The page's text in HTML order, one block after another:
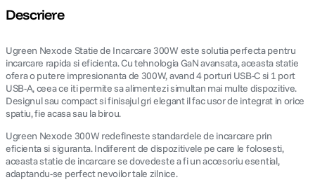
Descriere
Ugreen Nexode Statie de Incarcare 300W este solutia perfecta pentru
incarcare rapida si eficienta. Cu tehnologia GaN avansata, aceasta statie
ofera o putere impresionanta de 300W, avand 4 porturi USB-C si 1 port
USB-A, ceea ce iti permite sa alimentezi simultan mai multe dispozitive.
Designul sau compact si finisajul gri elegant il fac usor de integrat in orice
spatiu, fie acasa sau la birou.
Ugreen Nexode 300W redefineste standardele de incarcare prin
eficienta si siguranta. Indiferent de dispozitivele pe care le folosesti,
aceasta statie de incarcare se dovedeste a fi un accesoriu esential,
adaptandu-se perfect nevoilor tale zilnice.